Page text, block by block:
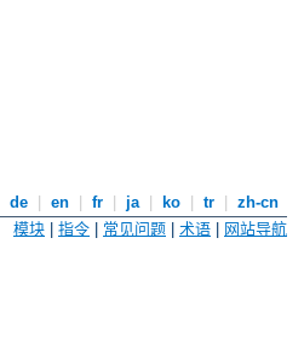
de en fr ja ko tr
zh-cn
模块 指令 常见问题 术语 网站导航